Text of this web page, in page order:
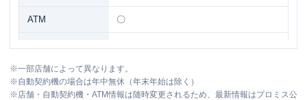
ATM 〇
住所
愛知県名古屋市中区金山４丁目６－２
２ 金山コスモビル ２Ｆ
※一部店舗によって異なります。
※自動契約機の場合は年中無休（年末年始は除く）
※店舗・自動契約機・ATM情報は随時変更されるため、最新情報はプロミス公